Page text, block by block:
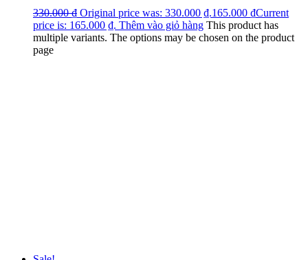
330.000₫ Original price was: 330.000 ₫.165.000 ₫Current
price is: 165.000 ₫. Thêm vào giỏ hàng This product has
multiple variants. The options may be chosen on the product
page